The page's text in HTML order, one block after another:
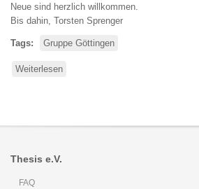
Neue sind herzlich willkommen.
Bis dahin, Torsten Sprenger
Tags Gruppe Göttingen
Weiterlesen
Thesis e.V.
FAQ